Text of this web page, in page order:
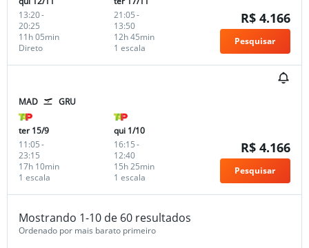
13:20-
20:25
Direto
11h 05min
21:05-
13:50
1 escala
12h 45min
R$ 4.166
Pesquisar
MAD GRU
ter 15/9
11:05-
23:15
1 escala
17h 10min
qui 1/10
16:15-
12:40
1 escala
15h 25min
R$ 4.166
Pesquisar
Mostrando 1-10 de 60 resultados
Ordenado por mais barato primeiro